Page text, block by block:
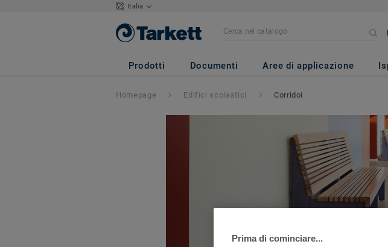
Italia
Prodotti Documenti Aree di applicazione
Homepage Edifici scolastici Corridoi
Prima di cominciare...